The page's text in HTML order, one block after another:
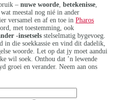
–nuwe woorde ,betekenisse
wat meestal nog nié in ander
versamel en af en toe inPharos
met toestemming, ook
-insetsels stelselmatig bygevoeg.
die soekkassie en vind dit dadelik,
woorde. Let op dat jy moet aandui
wil soek. Onthou dat ’n lewende
groei en verander. Neem aan ons